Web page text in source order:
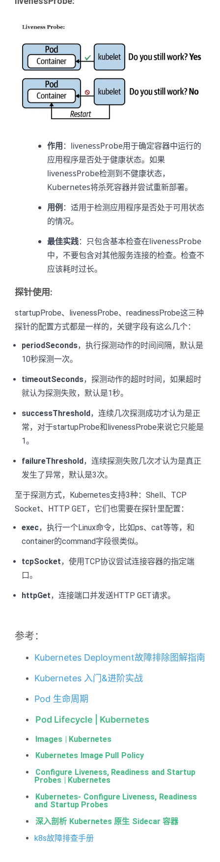
作用：livenessProbe用于确定容器中运行的
应用程序是否处于健康状态。如果
livenessProbe检测到不健康状态，
Kubernetes将杀死容器并尝试重新部署。
用例：适用于检测应用程序是否处于可用状态
的情况。
最佳实践：只包含基本检查在livenessProbe
中，不要包含对其他服务连接的检查。检查不
应该耗时过长。
探针使用:
startupProbe、livenessProbe、readinessProbe这三种
探针的配置方式都是一样的，关键字段有这么几个：
periodSeconds，执行探测动作的时间间隔，默认是
10秒探测一次。
timeoutSeconds，探测动作的超时时间，如果超时
就认为探测失败，默认是1秒。
successThreshold，连续几次探测成功才认为是正
常，对于startupProbe和livenessProbe来说它只能是
1。
failureThreshold，连续探测失败几次才认为是真正
发生了异常，默认是3次。
至于探测方式，Kubernetes支持3种：Shell、TCP
Socket、HTTP GET，它们也需要在探针里配置：
exec，执行一个Linux命令，比如ps、cat等等，和
container的command字段很类似。
tcpSocket，使用TCP协议尝试连接容器的指定端
口。
httpGet，连接端口并发送HTTP GET请求。
参考：
Kubernetes Deployment故障排除图解指南
Kubernetes 入门&进阶实战
Pod 生命周期
Pod Lifecycle | Kubernetes
Images | Kubernetes
Kubernetes Image Pull Policy
Configure Liveness, Readiness and Startup
Probes | Kubernetes
Kubernetes- Configure Liveness, Readiness
and Startup Probes
深入剖析 Kubernetes 原生 Sidecar 容器
k8s故障排查手册